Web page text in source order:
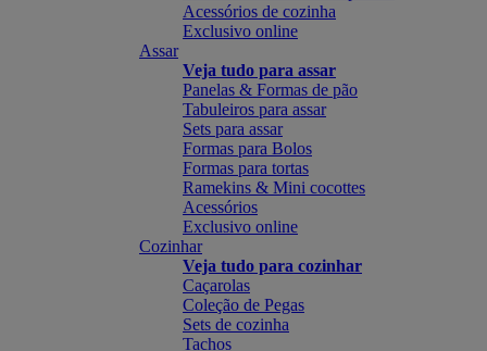
Acessórios de cozinha
Exclusivo online
Assar
Veja tudo para assar
Panelas & Formas de pão
Tabuleiros para assar
Sets para assar
Formas para Bolos
Formas para tortas
Ramekins & Mini cocottes
Acessórios
Exclusivo online
Cozinhar
Veja tudo para cozinhar
Caçarolas
Coleção de Pegas
Sets de cozinha
Tachos